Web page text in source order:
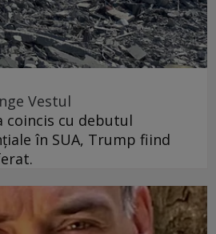
Vestul
coincis cu debutul
în SUA, Trump fiind